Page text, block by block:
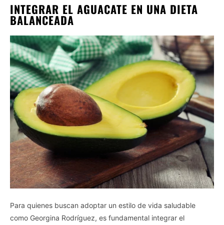
INTEGRAR EL AGUACATE EN UNA DIETA
BALANCEADA
Para quienes buscan adoptar un estilo de vida saludable
como Georgina Rodríguez, es fundamental integrar el